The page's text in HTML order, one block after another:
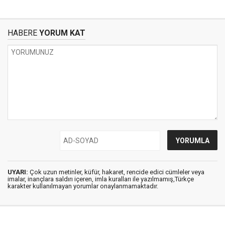
HABERE YORUM KAT
UYARI: Çok uzun metinler, küfür, hakaret, rencide edici cümleler veya
imalar, inançlara saldırı içeren, imla kuralları ile yazılmamış,Türkçe
karakter kullanılmayan yorumlar onaylanmamaktadır.